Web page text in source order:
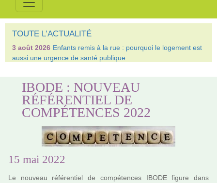
TOUTE L’ACTUALITÉ
3 août 2026 Enfants remis à la rue : pourquoi le logement est
aussi une urgence de santé publique
IBODE : NOUVEAU
RÉFÉRENTIEL DE
COMPÉTENCES 2022
15 mai 2022
Le nou­­veau réfé­­ren­­tiel de com­pé­ten­ces IBODE figure dans